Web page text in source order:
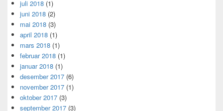
juli 2018 (1)
juni 2018 (2)
mai 2018 (3)
april 2018 (1)
mars 2018 (1)
februar 2018 (1)
januar 2018 (1)
desember 2017 (6)
november 2017 (1)
oktober 2017 (3)
september 2017 (3)